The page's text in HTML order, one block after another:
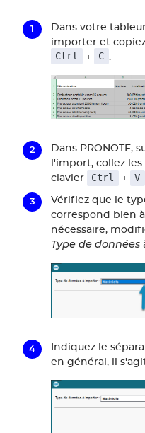
Dans votre
importer et
Ctrl + C
Dans PRONOTE,
l'import, collez
clavier
Ctrl + V
Vérifiez que le
correspond bien
nécessaire,
Type de données
Indiquez le
en général, il